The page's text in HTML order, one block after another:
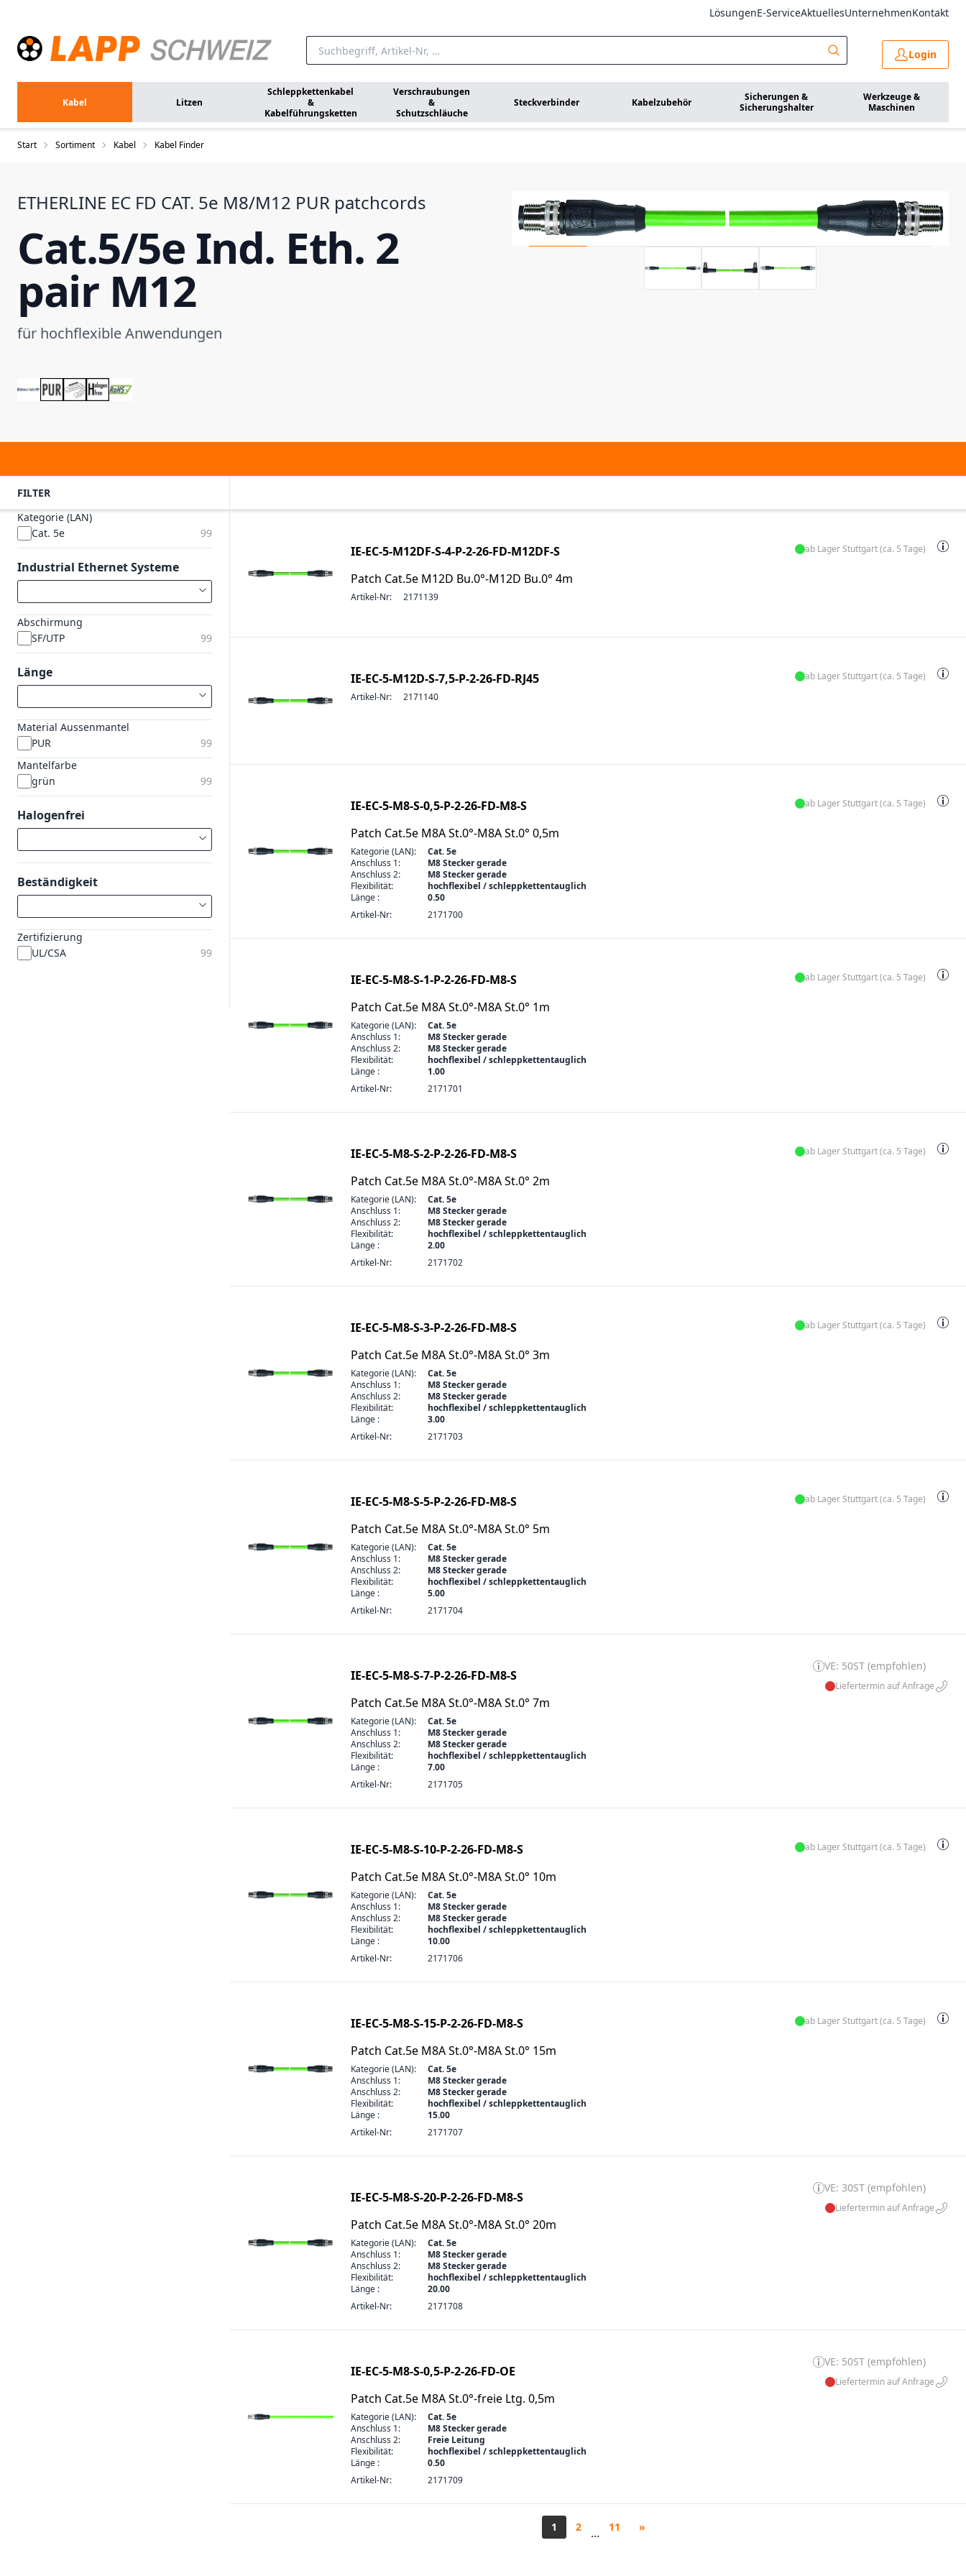
LösungenE-ServiceAktuellesUnternehmenKontakt
Login
Kabel Litzen
Schleppkettenkabel
&
Kabelführungsketten
Verschraubungen
&
Schutzschläuche
Steckverbinder Kabelzubehör
Sicherungen &
Sicherungshalter
Werkzeuge &
Maschinen
Start Sortiment Kabel Kabel Finder
ETHERLINE EC FD CAT. 5e M8/M12 PUR patchcords
Cat.5/5e Ind. Eth. 2
pair M12
für hochflexible Anwendungen
IE-EC-5-M12DF-S-4-P-2-26-FD-M12DF-S
Patch Cat.5e M12D Bu.0°-M12D Bu.0° 4m
Artikel-Nr: 2171139
ab Lager Stuttgart (ca. 5 Tage)
IE-EC-5-M12D-S-7,5-P-2-26-FD-RJ45
Artikel-Nr: 2171140
ab Lager Stuttgart (ca. 5 Tage)
IE-EC-5-M8-S-0,5-P-2-26-FD-M8-S
Patch Cat.5e M8A St.0°-M8A St.0° 0,5m
Kategorie (LAN):
Cat. 5e
Anschluss 1:
M8 Stecker gerade
Anschluss 2:
M8 Stecker gerade
Flexibilität:
hochflexibel / schleppkettentauglich
Länge :
0.50
Artikel-Nr:
2171700
ab Lager Stuttgart (ca. 5 Tage)
IE-EC-5-M8-S-1-P-2-26-FD-M8-S
Patch Cat.5e M8A St.0°-M8A St.0° 1m
Kategorie (LAN):
Cat. 5e
Anschluss 1:
M8 Stecker gerade
Anschluss 2:
M8 Stecker gerade
Flexibilität:
hochflexibel / schleppkettentauglich
Länge :
1.00
Artikel-Nr:
2171701
ab Lager Stuttgart (ca. 5 Tage)
IE-EC-5-M8-S-2-P-2-26-FD-M8-S
Patch Cat.5e M8A St.0°-M8A St.0° 2m
Kategorie (LAN):
Cat. 5e
Anschluss 1:
M8 Stecker gerade
Anschluss 2:
M8 Stecker gerade
Flexibilität:
hochflexibel / schleppkettentauglich
Länge :
2.00
Artikel-Nr:
2171702
ab Lager Stuttgart (ca. 5 Tage)
IE-EC-5-M8-S-3-P-2-26-FD-M8-S
Patch Cat.5e M8A St.0°-M8A St.0° 3m
Kategorie (LAN):
Cat. 5e
Anschluss 1:
M8 Stecker gerade
Anschluss 2:
M8 Stecker gerade
Flexibilität:
hochflexibel / schleppkettentauglich
Länge :
3.00
Artikel-Nr:
2171703
ab Lager Stuttgart (ca. 5 Tage)
IE-EC-5-M8-S-5-P-2-26-FD-M8-S
Patch Cat.5e M8A St.0°-M8A St.0° 5m
Kategorie (LAN):
Cat. 5e
Anschluss 1:
M8 Stecker gerade
Anschluss 2:
M8 Stecker gerade
Flexibilität:
hochflexibel / schleppkettentauglich
Länge :
5.00
Artikel-Nr:
2171704
ab Lager Stuttgart (ca. 5 Tage)
IE-EC-5-M8-S-7-P-2-26-FD-M8-S
Patch Cat.5e M8A St.0°-M8A St.0° 7m
Kategorie (LAN):
Cat. 5e
Anschluss 1:
M8 Stecker gerade
Anschluss 2:
M8 Stecker gerade
Flexibilität:
hochflexibel / schleppkettentauglich
Länge :
7.00
Artikel-Nr:
2171705
VE: 50ST (empfohlen)
Liefertermin auf Anfrage
IE-EC-5-M8-S-10-P-2-26-FD-M8-S
Patch Cat.5e M8A St.0°-M8A St.0° 10m
Kategorie (LAN):
Cat. 5e
Anschluss 1:
M8 Stecker gerade
Anschluss 2:
M8 Stecker gerade
Flexibilität:
hochflexibel / schleppkettentauglich
Länge :
10.00
Artikel-Nr:
2171706
ab Lager Stuttgart (ca. 5 Tage)
IE-EC-5-M8-S-15-P-2-26-FD-M8-S
Patch Cat.5e M8A St.0°-M8A St.0° 15m
Kategorie (LAN):
Cat. 5e
Anschluss 1:
M8 Stecker gerade
Anschluss 2:
M8 Stecker gerade
Flexibilität:
hochflexibel / schleppkettentauglich
Länge :
15.00
Artikel-Nr:
2171707
ab Lager Stuttgart (ca. 5 Tage)
IE-EC-5-M8-S-20-P-2-26-FD-M8-S
Patch Cat.5e M8A St.0°-M8A St.0° 20m
Kategorie (LAN):
Cat. 5e
Anschluss 1:
M8 Stecker gerade
Anschluss 2:
M8 Stecker gerade
Flexibilität:
hochflexibel / schleppkettentauglich
Länge :
20.00
Artikel-Nr:
2171708
VE: 30ST (empfohlen)
Liefertermin auf Anfrage
IE-EC-5-M8-S-0,5-P-2-26-FD-OE
Patch Cat.5e M8A St.0°-freie Ltg. 0,5m
Kategorie (LAN):
Cat. 5e
Anschluss 1:
M8 Stecker gerade
Anschluss 2:
Freie Leitung
Flexibilität:
hochflexibel / schleppkettentauglich
Länge :
0.50
Artikel-Nr:
2171709
VE: 50ST (empfohlen)
Liefertermin auf Anfrage
1 2 ... 11 »
FILTER
Kategorie (LAN)
Cat. 5e
99
Industrial Ethernet Systeme
Abschirmung
SF/UTP
99
Länge
Material Aussenmantel
PUR
99
Mantelfarbe
grün
99
Halogenfrei
Beständigkeit
Zertifizierung
UL/CSA
99